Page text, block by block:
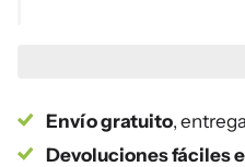
Envío gratuito,
Devoluciones fáciles